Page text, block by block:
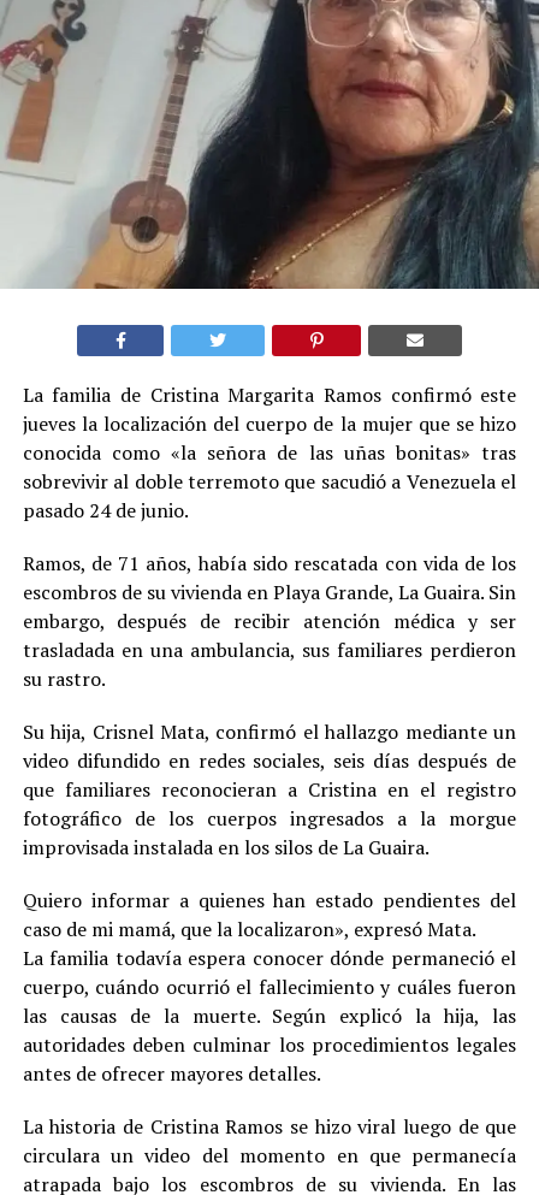
La familia de Cristina Margarita Ramos confirmó este
jueves la localización del cuerpo de la mujer que se hizo
conocida como «la señora de las uñas bonitas» tras
sobrevivir al doble terremoto que sacudió a Venezuela el
pasado 24 de junio.
Ramos, de 71 años, había sido rescatada con vida de los
escombros de su vivienda en Playa Grande, La Guaira. Sin
embargo, después de recibir atención médica y ser
trasladada en una ambulancia, sus familiares perdieron
su rastro.
Su hija, Crisnel Mata, confirmó el hallazgo mediante un
video difundido en redes sociales, seis días después de
que familiares reconocieran a Cristina en el registro
fotográfico de los cuerpos ingresados a la morgue
improvisada instalada en los silos de La Guaira.
Quiero informar a quienes han estado pendientes del
caso de mi mamá, que la localizaron», expresó Mata.
La familia todavía espera conocer dónde permaneció el
cuerpo, cuándo ocurrió el fallecimiento y cuáles fueron
las causas de la muerte. Según explicó la hija, las
autoridades deben culminar los procedimientos legales
antes de ofrecer mayores detalles.
La historia de Cristina Ramos se hizo viral luego de que
circulara un video del momento en que permanecía
atrapada bajo los escombros de su vivienda. En las